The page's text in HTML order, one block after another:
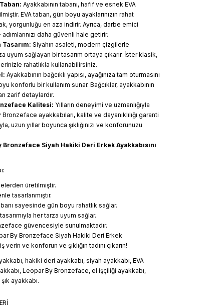
Ayakkabının tabanı, hafif ve esnek EVA
EVA taban, gün boyu ayaklarınızın rahat
yorgunluğu en aza indirir. Ayrıca, darbe emici
daha güvenli hale getirir.
Tasarım: Siyahın asaleti, modern çizgilerle
uyum sağlayan bir tasarım ortaya çıkarır. İster klasik,
rahatlıkla kullanabilirsiniz.
Ayakkabının bağcıklı yapısı, ayağınıza tam oturmasını
konforlu bir kullanım sunar. Bağcıklar, ayakkabının
zarif detaylardır.
Kalitesi: Yılların deneyimi ve uzmanlığıyla
ayakkabıları, kalite ve dayanıklılığı garanti
uzun yıllar boyunca şıklığınızı ve konforunuzu
Bronzeface Siyah Hakiki Deri Erkek Ayakkabısını
üretilmiştir.
tasarlanmıştır.
sayesinde gün boyu rahatlık sağlar.
her tarza uyum sağlar.
güvencesiyle sunulmaktadır.
By Bronzeface Siyah Hakiki Deri Erkek
verin ve konforun ve şıklığın tadını çıkarın!
hakiki deri ayakkabı, siyah ayakkabı, EVA
Leopar By Bronzeface, el işçiliği ayakkabı,
ayakkabı.